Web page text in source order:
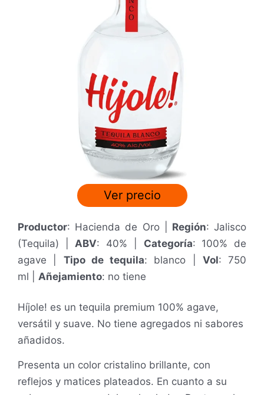
Ver precio
Productor: Hacienda de Oro | Región: Jalisco
(Tequila) |ABV: 40% | Categoría: 100% de
agave | Tipo de tequila: blanco | Vol: 750
ml
Añejamiento: no tiene
Híjole! es un tequila premium 100% agave,
versátil y suave. No tiene agregados ni sabores
añadidos.
Presenta un color cristalino brillante, con
reflejos y matices plateados. En cuanto a su